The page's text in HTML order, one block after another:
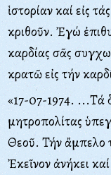
ἱστορίαν καί εἰς
κριθοῦν. Ἐγώ
καρδίας σᾶς
κρατῶ εἰς τήν
«17-07-1974. ...Τά
μητροπολίτας
Θεοῦ. Τήν ἄμπελο
Ἐκεῖνον ἀνήκει